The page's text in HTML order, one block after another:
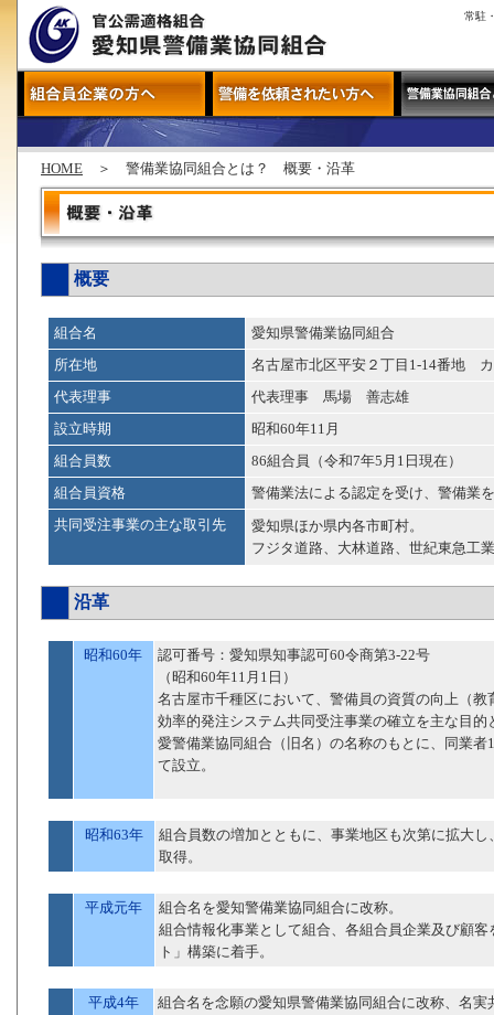
常駐
HOME ＞ 警備業協同組合とは？ 概要・沿革
概要
組合名
愛知県警備業協同組合
所在地
名古屋市北区平安２丁目1-14番地
代表理事
代表理事 馬場 善志雄
設立時期
昭和60年11月
組合員数
86組合員（令和7年5月1日現在）
組合員資格
警備業法による認定を受け、警備業
共同受注事業の主な取引先
愛知県ほか県内各市町村。
フジタ道路、大林道路、世紀東急工
沿革
昭和60年
認可番号：愛知県知事認可60令商第3-22号
（昭和60年11月1日）
名古屋市千種区において、警備員の資質の向上（教
効率的発注システム共同受注事業の確立を主な目的
愛警備業協同組合（旧名）の名称のもとに、同業者
て設立。
昭和63年
組合員数の増加とともに、事業地区も次第に拡大
取得。
平成元年
組合名を愛知警備業協同組合に改称。
組合情報化事業として組合、各組合員企業及び顧
ト」構築に着手。
平成4年
組合名を念願の愛知県警備業協同組合に改称、名実